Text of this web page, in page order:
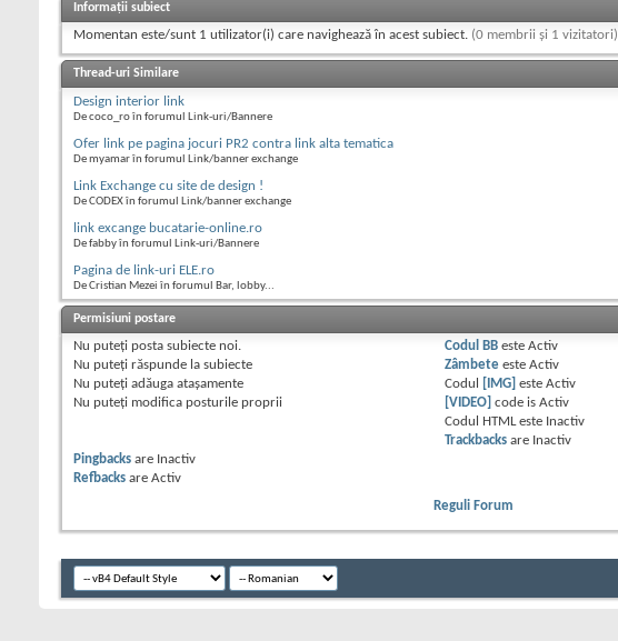
Informații subiect
Momentan este/sunt 1 utilizator(i) care navighează în acest subiect. (0 membrii și 1 vizitatori)
Thread-uri Similare
Design interior link
De coco_ro în forumul Link-uri/Bannere
Ofer link pe pagina jocuri PR2 contra link alta tematica
De myamar în forumul Link/banner exchange
Link Exchange cu site de design !
De CODEX în forumul Link/banner exchange
link excange bucatarie-online.ro
De fabby în forumul Link-uri/Bannere
Pagina de link-uri ELE.ro
De Cristian Mezei în forumul Bar, lobby...
Permisiuni postare
Nu puteţi posta subiecte noi.
Nu puteţi răspunde la subiecte
Nu puteţi adăuga ataşamente
Nu puteţi modifica posturile proprii
Codul BB esteActiv
Zâmbete esteActiv
Codul
[IMG] esteActiv
[VIDEO] code isActiv
Codul HTML este Inactiv
Trackbacks are Inactiv
Pingbacks are Inactiv
Refbacks are Activ
Reguli Forum